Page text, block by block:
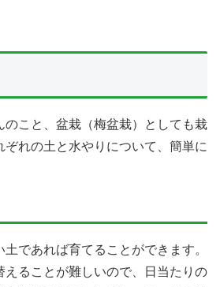
のこと、盆栽（梅盆栽）としても栽
れの土と水やりについて、簡単に
であれば育てることができます。
えることが難しいので、日当たりの